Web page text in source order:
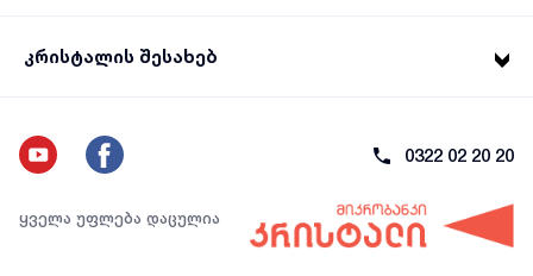
კრისტალის შესახებ
0322 02 20 20
ყველა უფლება დაცულია